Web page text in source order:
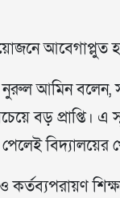
আবেগাপ্লুত
আমিন বলেন,
বড় প্রাপ্তি।